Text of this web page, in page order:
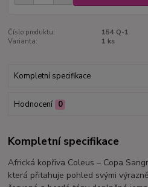
Číslo produktu:
154 Q-1
Varianta:
1 ks
Kompletní specifikace
Hodnocení 0
Kompletní specifikace
Africká kopřiva Coleus – Copa
která přitahuje pohled svými